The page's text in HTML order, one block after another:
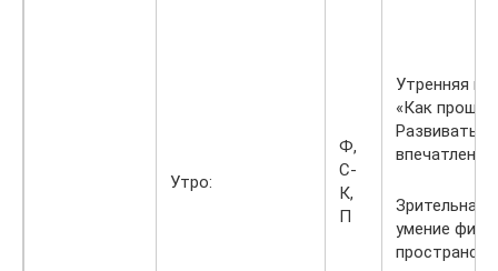
Утро:
Ф,
С-
К,
П
Утренняя
«Как
Развивать
Зрительная
умение